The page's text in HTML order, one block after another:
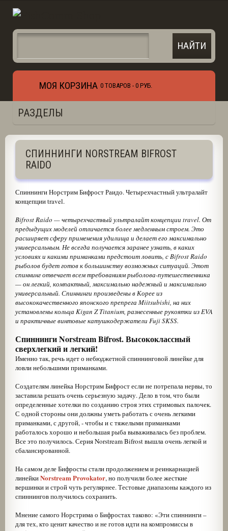
МОЯ КОРЗИНА 0 ТОВАРОВ - 0 РУБ.
РАЗДЕЛЫ
СПИННИНГИ NORSTREAM BIFROST
RAIDO
Спиннинги Норстрим Бифрост Раидо. Четырехчастный ультралайт
концепции travel.
Bifrost Raido — четырехчастный ультралайт концепции travel. От
предыдущих моделей отличается более медленным строем. Это
расширяет сферу применения удилища и делает его максимально
универсальным. Не всегда получается заранее узнать, в каких
условиях и какими приманками предстоит ловить, с Bifrost Raido
рыболов будет готов к большинству возможных ситуаций. Этот
спиннинг отвечает всем требованиям рыболова-путешественника
— он легкий, компактный, максимально надежный и максимально
универсальный. Спиннинги произведены в Корее из
высококачественного японского препрега Miitsubishi, на них
установлены кольца Kigan Z Titanium, разнесенные рукоятки из EVA
и практичные винтовые катушкодержатели Fuji SKSS.
Спиннинги Norstream Bifrost. Высококлассный
сверхлегкий и легкий!
Именно так, речь идет о небюджетной спиннинговой линейке для
ловли небольшими приманками.
Создателям линейка Норстрим Бифрост если не потрепала нервы, то
заставила решать очень серьезную задачу. Дело в том, что были
определенные хотелки по созданию строя этих стримовых палочек.
С одной стороны они должны уметь работать с очень легкими
приманками, с другой, - чтобы и с тяжелыми приманками
работалось хорошо и небольшая рыба вываживалась без проблем.
Все это получилось. Серия Norstream Bifrost вышла очень легкой и
сбалансированной.
На самом деле Бифросты стали продолжением и реинкарнацией
линейкиNorstream Provokator, но получили более жесткие
вершинки и строй чуть регулярнее. Тестовые диапазоны каждого из
спиннингов получилось сохранить.
Мнение самого Норстрима о Бифростах таково: «Эти спиннинги –
для тех, кто ценит качество и не готов идти на компромиссы в